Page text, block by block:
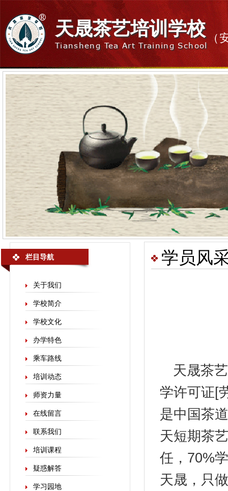
天晟茶艺培训学校
Tiansheng Tea Art Training School
（
栏目导航
关于我们
学校简介
学校文化
办学特色
乘车路线
培训动态
师资力量
在线留言
联系我们
培训课程
疑惑解答
学习园地
学员风
天晟茶
学许可证[
是中国茶
天短期茶
任，70%
天晟，只